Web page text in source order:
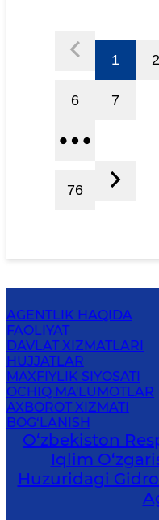
1 2
6 7
76
AGENTLIK HAQIDA
FAOLIYAT
DAVLAT XIZMATLARI
HUJJATLAR
MAXFIYLIK SIYOSATI
OCHIQ MA'LUMOTLAR
AXBOROT XIZMATI
BOG‘LANISH
O‘zbekiston
Iqlim
Huzuridagi